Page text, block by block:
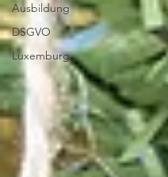
Ausbildung
DSGVO
Luxemburg